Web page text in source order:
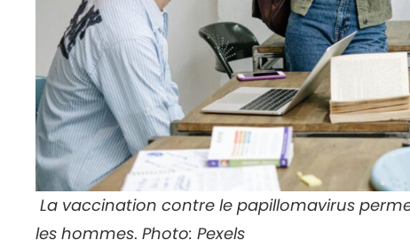
La vaccination contre le papillomavirus
les hommes. Photo: Pexels